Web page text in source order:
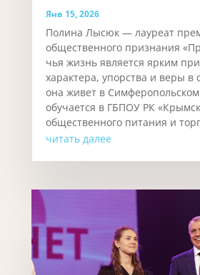
Янв 15, 2026
Полина Лысюк — лауреат
общественного признания
чья жизнь является ярким
характера, упорства и веры в
она живет в
обучается в ГБПОУ РК
общественного питания и
читать далее